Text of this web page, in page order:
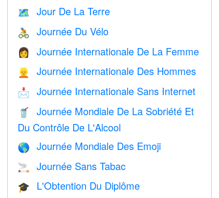
🗺️ Jour De La Terre
🚴 Journée Du Vélo
👩 Journée Internationale De La Femme
👱 Journée Internationale Des Hommes
📩 Journée Internationale Sans Internet
🥤
Journée Mondiale De La Sobriété Et
Du Contrôle De L'Alcool
🌎 Journée Mondiale Des Emoji
🚬 Journée Sans Tabac
🎓 L'Obtention Du Diplôme